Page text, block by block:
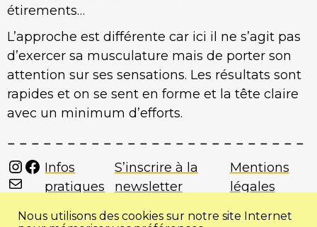
étirements…
L’approche est différente car ici il ne s’agit pas
d’exercer sa musculature mais de porter son
attention sur ses sensations. Les résultats sont
rapides et on se sent en forme et la tête claire
avec un minimum d’efforts.
Instagram
Facebook
Mail
Infos
pratiques
S’inscrire à la
newsletter
Mentions
légales
Nous utilisons des cookies sur notre site Internet